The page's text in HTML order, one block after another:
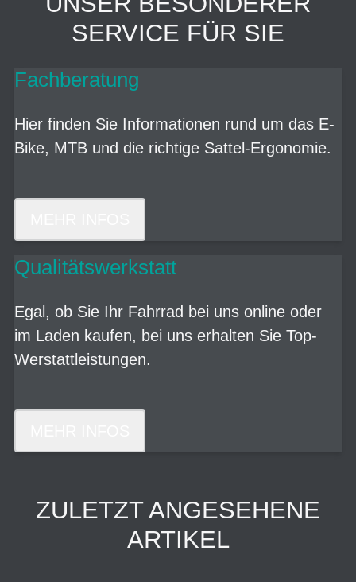
SERVICE FÜR SIE
Fachberatung
Hier finden Sie Informationen rund um das E-
Bike, MTB und die richtige Sattel-Ergonomie.
Qualitätswerkstatt
Egal, ob Sie Ihr Fahrrad bei uns online oder
im Laden kaufen, bei uns erhalten Sie Top-
Werstattleistungen.
ZULETZT ANGESEHENE
ARTIKEL